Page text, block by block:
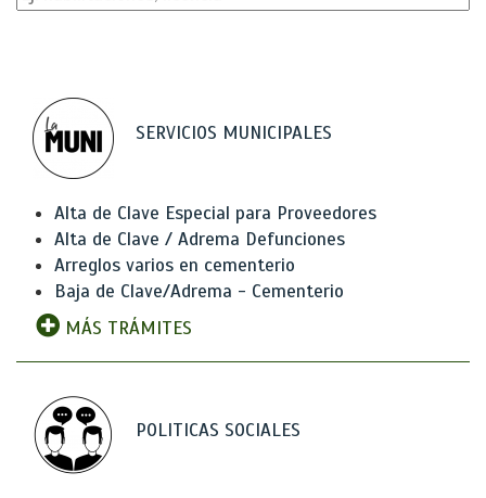
SERVICIOS MUNICIPALES
Alta de Clave Especial para Proveedores
Alta de Clave / Adrema Defunciones
Arreglos varios en cementerio
Baja de Clave/Adrema - Cementerio
MÁS TRÁMITES
POLITICAS SOCIALES